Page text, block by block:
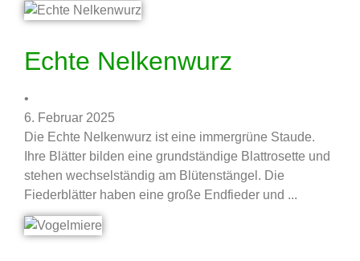
Echte Nelkenwurz
•
6. Februar 2025
Die Echte Nelkenwurz ist eine immergrüne Staude.
Ihre Blätter bilden eine grundständige Blattrosette und
stehen wechselständig am Blütenstängel. Die
Fiederblätter haben eine große Endfieder und ...